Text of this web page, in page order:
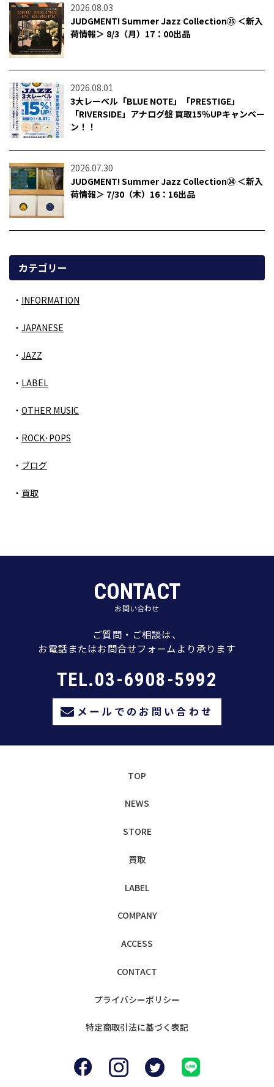
2026.08.03
JUDGMENT! Summer Jazz Collection㉕ ＜新入
荷情報＞ 8/3（月）17：00出品
2026.08.01
3大レーベル「BLUE NOTE」「PRESTIGE」
「RIVERSIDE」アナログ盤 買取15％UPキャンペー
ン！！
2026.07.30
JUDGMENT! Summer Jazz Collection㉔ ＜新入
荷情報＞ 7/30（木）16：16出品
カテゴリー
INFORMATION
JAPANESE
JAZZ
LABEL
OTHER MUSIC
ROCK･POPS
ブログ
買取
CONTACT
お問い合わせ
ご質問・ご相談は、
お電話またはお問合せフォームより承ります
TEL.03-6908-5992
メールでのお問い合わせ
TOP
NEWS
STORE
買取
LABEL
COMPANY
ACCESS
CONTACT
プライバシーポリシー
特定商取引法に基づく表記